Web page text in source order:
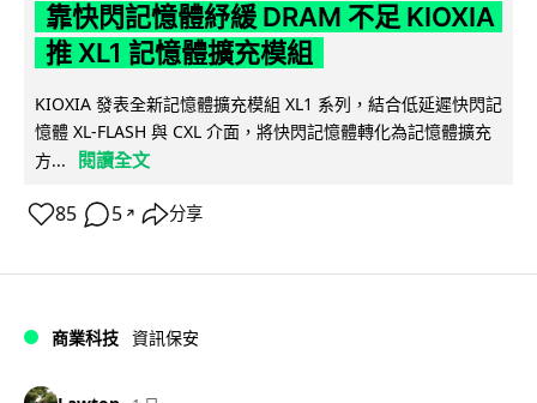
靠快閃記憶體紓緩 DRAM 不足 KIOXIA
推 XL1 記憶體擴充模組
KIOXIA 發表全新記憶體擴充模組 XL1 系列，結合低延遲快閃記
憶體 XL-FLASH 與 CXL 介面，將快閃記憶體轉化為記憶體擴充
方...
閱讀全文
85 5 ↗ 分享
商業科技 資訊保安